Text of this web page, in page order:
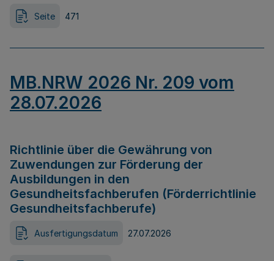
Seite 471
MB.NRW 2026 Nr. 209 vom
28.07.2026
Richtlinie über die Gewährung von
Zuwendungen zur Förderung der
Ausbildungen in den
Gesundheitsfachberufen (Förderrichtlinie
Gesundheitsfachberufe)
Ausfertigungsdatum 27.07.2026